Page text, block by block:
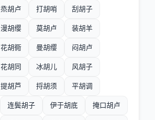
烝胡卢 打胡哨 刮胡子
漫胡缨 莫胡卢 装胡羊
花胡衕 曼胡缨 闷胡卢
花胡同 冰胡儿 风胡子
提胡芦 捋胡须 平胡调
连鬓胡子 伊于胡底 掩口胡卢